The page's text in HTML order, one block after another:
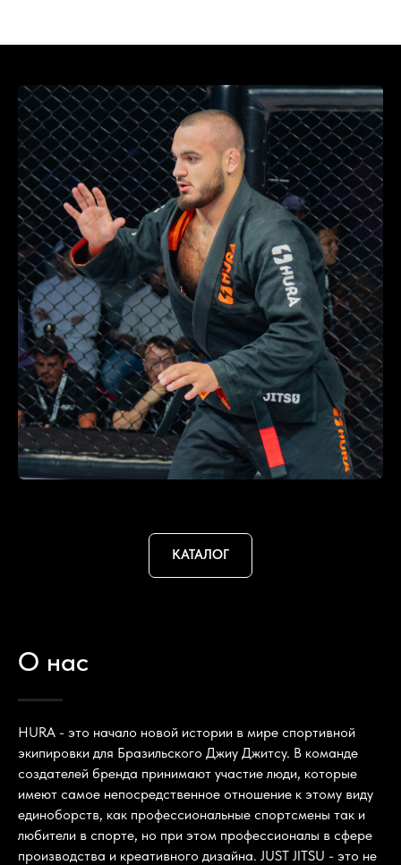
КАТАЛОГ
О нас
HURA - это начало новой истории в мире спортивной
экипировки для Бразильского Джиу Джитсу. В команде
создателей бренда принимают участие люди, которые
имеют самое непосредственное отношение к этому виду
единоборств, как профессиональные спортсмены так и
любители в спорте, но при этом профессионалы в сфере
производства и креативного дизайна. JUST JITSU - это не